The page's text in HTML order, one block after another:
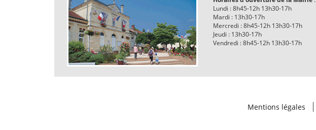
Lundi : 8h45-12h 13h30-17h
Mardi : 13h30-17h
Mercredi : 8h45-12h 13h30-17h
Jeudi : 13h30-17h
Vendredi : 8h45-12h 13h30-17h
Mentions légales